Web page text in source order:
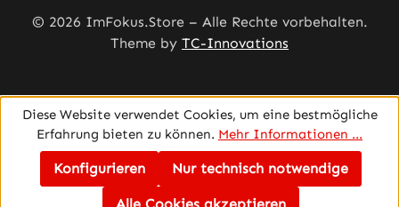
© 2026 ImFokus.Store – Alle Rechte vorbehalten.
Theme by TC-Innovations
Diese Website verwendet Cookies, um eine bestmögliche
Erfahrung bieten zu können. Mehr Informationen ...
Nur technisch notwendige
Konfigurieren